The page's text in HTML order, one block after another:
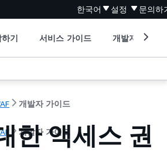
한국어 설정 문의하
기 서비스 가이드 개발자 도구
개발자 가이드
개발자 가이드
한 액세스 권